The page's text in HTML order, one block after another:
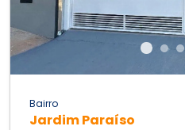
Bairro
Jardim Paraíso